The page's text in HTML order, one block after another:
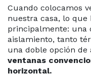
Cuando colocamos
nuestra casa, lo que
principalmente: una
aislamiento, tanto
una doble opción de
ventanas
horizontal.